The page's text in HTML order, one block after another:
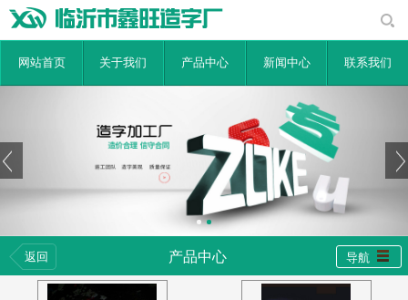
网站首页 关于我们 产品中心 新闻中心 联系我们
返回 产品中心 导航